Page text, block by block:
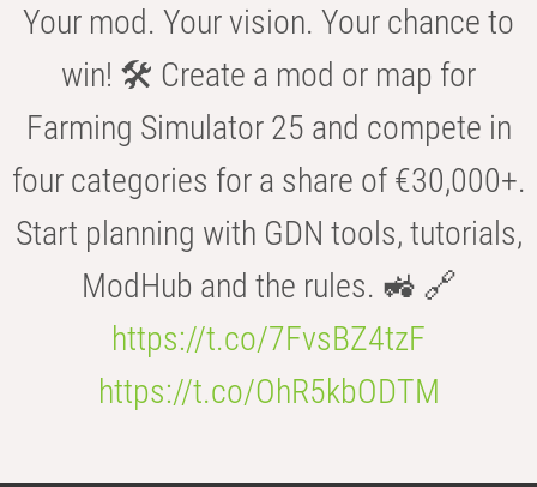
Your mod. Your vision. Your chance to
win! 🛠️ Create a mod or map for
Farming Simulator 25 and compete in
four categories for a share of €30,000+.
Start planning with GDN tools, tutorials,
ModHub and the rules. 🚜 🔗
https://t.co/7FvsBZ4tzF
https://t.co/OhR5kbODTM